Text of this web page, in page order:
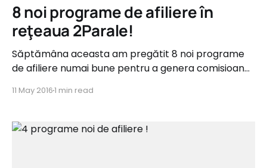
8 noi programe de afiliere în
reţeaua 2Parale!
Săptămâna aceasta am pregătit 8 noi programe
de afiliere numai bune pentru a genera comisioane.
Bijuterii, Birotică, Fashion, Copii şi IT&C şi oferă
campanie: Sale Categorie: Mall Online Comision: 3%
11 May 20161 min read